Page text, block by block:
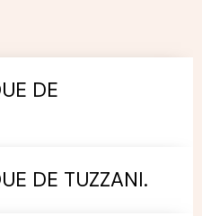
DE
DE TUZZANI.